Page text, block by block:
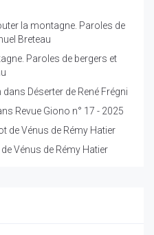
la montagne. Paroles de
Breteau
Paroles de bergers et
dans Déserter de René Frégni
Revue Giono n° 17 - 2025
de Vénus de Rémy Hatier
Vénus de Rémy Hatier